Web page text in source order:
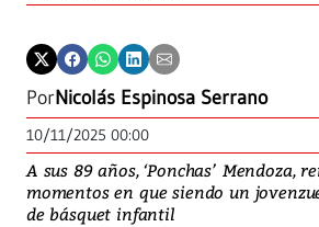
PorNicolás Espinosa Serrano
10/11/2025 00:00
A sus 89 años, ‘Ponchas’ Mendoza,
momentos en que siendo un
de básquet infantil